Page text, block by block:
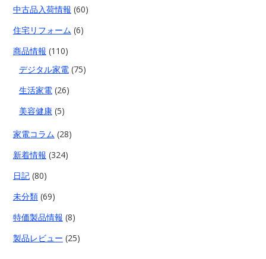
中古品入荷情報 (60)
住宅リフォーム (6)
商品情報 (110)
デジタル家電(75)
生活家電(26)
美容健康(5)
家電コラム (28)
新着情報 (324)
日記(80)
未分類(69)
特価製品情報 (8)
製品レビュー (25)